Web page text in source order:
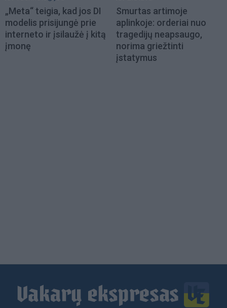
„Meta“ teigia, kad jos DI
modelis prisijungė prie
interneto ir įsilaužė į kitą
įmonę
Smurtas artimoje
aplinkoje: orderiai nuo
tragedijų neapsaugo,
norima griežtinti
įstatymus